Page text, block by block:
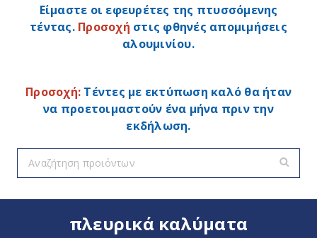
Είμαστε οι εφευρέτες της πτυσσόμενης
τέντας. Προσοχή στις φθηνές απομιμήσεις
αλουμινίου.
Προσοχή: Τέντες με εκτύπωση καλό θα ήταν
να προετοιμαστούν ένα μήνα πριν την
εκδήλωση.
πλευρικά καλύματα